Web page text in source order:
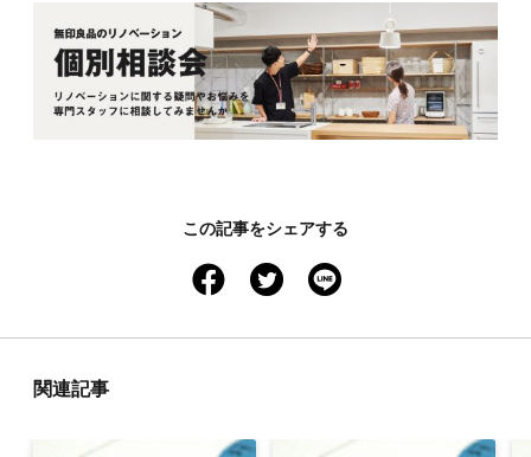
この記事をシェアする
facebooktwitter line
関連記事